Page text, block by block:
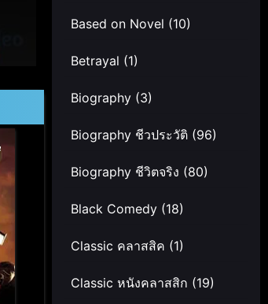
Based on Novel (10)
Betrayal (1)
Biography (3)
Biography ชีวประวัติ (96)
Biography ชีวิตจริง (80)
Black Comedy (18)
Classic คลาสสิค (1)
Classic หนังคลาสสิก (19)